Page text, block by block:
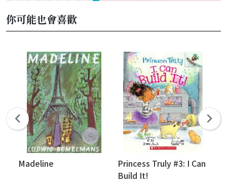
你可能也會喜歡
Madeline
Princess Truly #3: I Can
Build It!